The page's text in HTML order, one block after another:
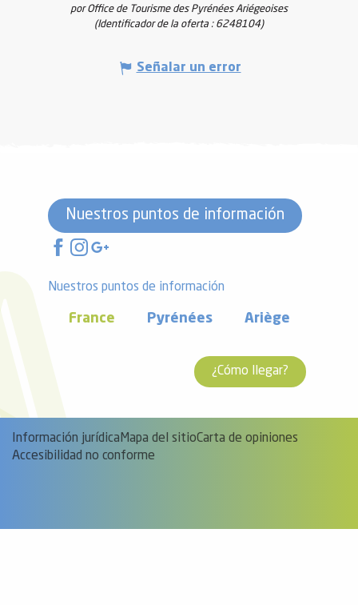
por Office de Tourisme des Pyrénées Ariégeoises
(Identificador de la oferta : 6248104)
Señalar un error
Nuestros puntos de información
Nuestros puntos de información
France Pyrénées Ariège
¿Cómo llegar?
Información jurídica Mapa del sitioCarta de opiniones
Accesibilidad no conforme